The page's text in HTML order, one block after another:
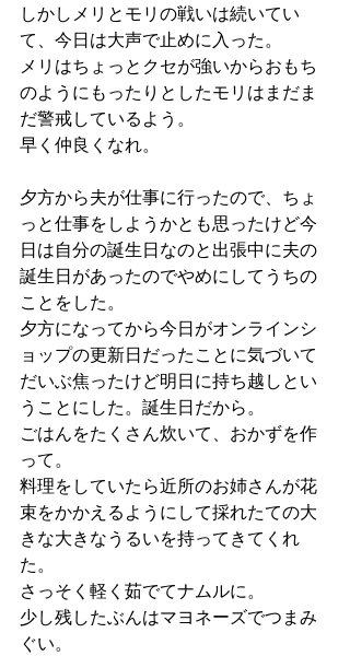
しかしメリとモリの戦いは続いてい
て、今日は大声で止めに入った。
メリはちょっとクセが強いからおもち
のようにもったりとしたモリはまだま
だ警戒しているよう。
早く仲良くなれ。
夕方から夫が仕事に行ったので、ちょ
っと仕事をしようかとも思ったけど今
日は自分の誕生日なのと出張中に夫の
誕生日があったのでやめにしてうちの
ことをした。
夕方になってから今日がオンラインシ
ョップの更新日だったことに気づいて
だいぶ焦ったけど明日に持ち越しとい
うことにした。誕生日だから。
ごはんをたくさん炊いて、おかずを作
って。
料理をしていたら近所のお姉さんが花
束をかかえるようにして採れたての大
きな大きなうるいを持ってきてくれ
た。
さっそく軽く茹でてナムルに。
少し残したぶんはマヨネーズでつまみ
ぐい。